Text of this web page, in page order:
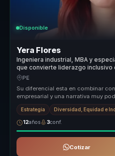
Disponible
Yera Flores
Ingeniera industrial, MBA y
que convierte liderazgo inclusivo
empleabilidad para empresas.
PE
Su diferencial esta en combinar
empresarial y una narrativa muy
la IA ...
Estrategia Diversidad, Equidad e
12años 3conf.
Cotizar